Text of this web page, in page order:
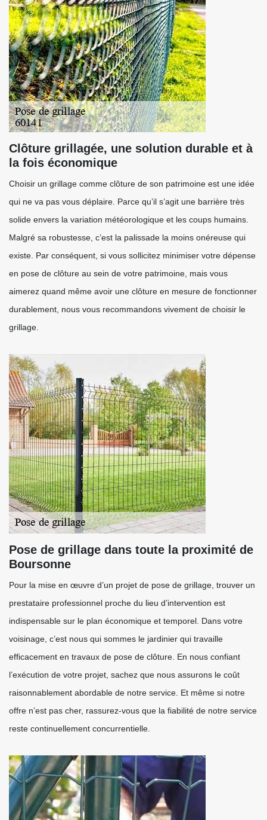
Clôture grillagée, une solution durable et à
la fois économique
Choisir un grillage comme clôture de son patrimoine est une idée
qui ne va pas vous déplaire. Parce qu’il s’agit une barrière très
solide envers la variation météorologique et les coups humains.
Malgré sa robustesse, c’est la palissade la moins onéreuse qui
existe. Par conséquent, si vous sollicitez minimiser votre dépense
en pose de clôture au sein de votre patrimoine, mais vous
aimerez quand même avoir une clôture en mesure de fonctionner
durablement, nous vous recommandons vivement de choisir le
grillage.
Pose de grillage dans toute la proximité de
Boursonne
Pour la mise en œuvre d’un projet de pose de grillage, trouver un
prestataire professionnel proche du lieu d’intervention est
indispensable sur le plan économique et temporel. Dans votre
voisinage, c’est nous qui sommes le jardinier qui travaille
efficacement en travaux de pose de clôture. En nous confiant
l’exécution de votre projet, sachez que nous assurons le coût
raisonnablement abordable de notre service. Et même si notre
offre n’est pas cher, rassurez-vous que la fiabilité de notre service
reste continuellement concurrentielle.